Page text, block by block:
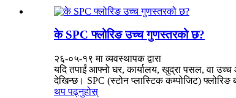
के SPC फ्लोरिङ उच्च गुणस्तरको छ?
२६-०५-१९ मा व्यवस्थापक द्वारा
यदि तपाईं आफ्नो घर, कार्यालय, खुद्रा पसल, वा
देखिन्छ। SPC (स्टोन प्लास्टिक कम्पोजिट) ​​फ्लोरिङ
थप पढ्नुहोस्